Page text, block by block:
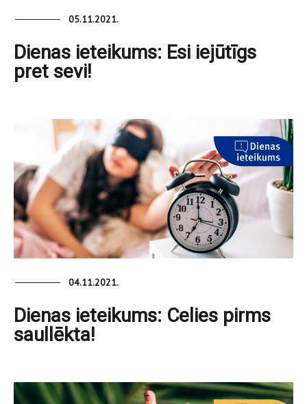
05.11.2021.
Dienas ieteikums: Esi iejūtīgs
pret sevi!
04.11.2021.
Dienas ieteikums: Celies pirms
saullēkta!